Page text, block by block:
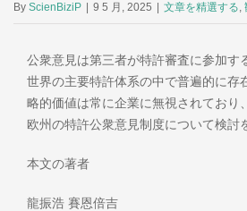
By ScienBiziP 9 5 月, 2025 文章を精選する,
公衆意見は第三者が特許審査に参加す
世界の主要特許体系の中で普遍的に存
略的価値は常に企業に無視されており
欧州の特許公衆意見制度について検討
本文の著者
龍振浩 賽恩倍吉